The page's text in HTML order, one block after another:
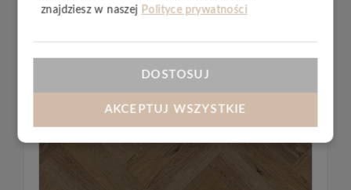
znajdziesz w naszej Polityce prywatności
DOSTOSUJ
AKCEPTUJ WSZYSTKIE